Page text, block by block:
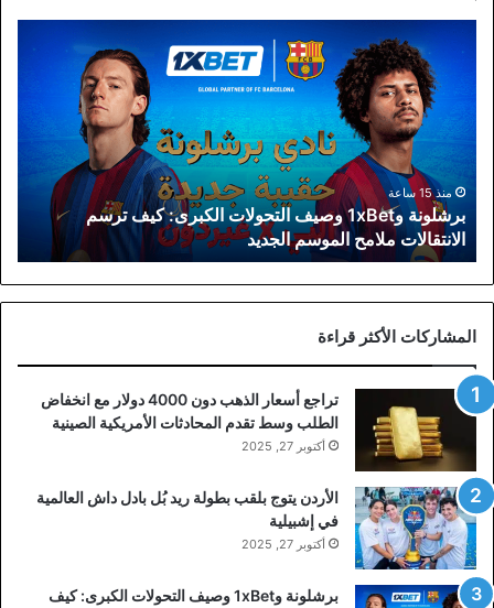
برشلونة
و1xBet
وصيف
التحولات
الكبرى:
ترسم
الانتقالات
ملامح
الموسم
الجديد
منذ 15 ساعة
برشلونة و1xBet وصيف التحولات الكبرى: كيف ترسم
الانتقالات ملامح الموسم الجديد
المشاركات الأكثر قراءة
تراجع أسعار الذهب دون 4000 دولار مع انخفاض
الطلب وسط تقدم المحادثات الأمريكية الصينية
أكتوبر 27, 2025
الأردن يتوج بلقب بطولة ريد بُل بادل داش العالمية
في إشبيلية
أكتوبر 27, 2025
برشلونة و1xBet وصيف التحولات الكبرى: كيف